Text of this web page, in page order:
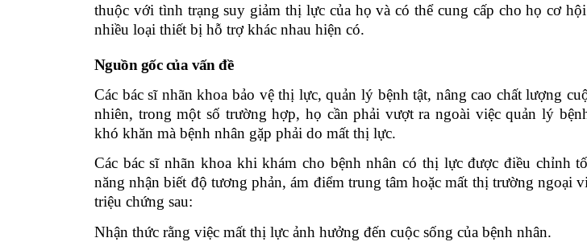
thuộc với tình trạng suy giảm thị lực của họ và có thể cung cấp cho họ cơ
nhiều loại thiết bị hỗ trợ khác nhau hiện có.
Nguồn gốc của vấn đề
Các bác sĩ nhãn khoa bảo vệ thị lực, quản lý bệnh tật, nâng cao chất lượng
nhiên, trong một số trường hợp, họ cần phải vượt ra ngoài việc quản lý
khó khăn mà bệnh nhân gặp phải do mất thị lực.
Các bác sĩ nhãn khoa khi khám cho bệnh nhân có thị lực được điều chỉnh
năng nhận biết độ tương phản, ám điểm trung tâm hoặc mất thị trường ngoại
triệu chứng sau:
Nhận thức rằng việc mất thị lực ảnh hưởng đến cuộc sống của bệnh nhân.